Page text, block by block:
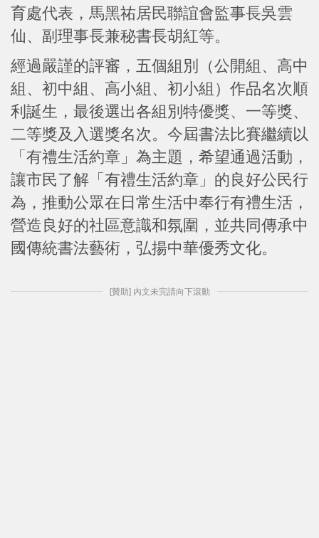
育處代表，馬黑祐居民聯誼會監事長吳雲
仙、副理事長兼秘書長胡紅等。
經過嚴謹的評審，五個組別（公開組、高中
組、初中組、高小組、初小組）作品名次順
利誕生，最後選出各組別特優獎、一等獎、
二等獎及入選獎名次。今屆書法比賽繼續以
「有禮生活約章」為主題，希望通過活動，
讓市民了解「有禮生活約章」的良好公民行
為，推動公眾在日常生活中奉行有禮生活，
營造良好的社區意識和氛圍，並共同傳承中
國傳統書法藝術，弘揚中華優秀文化。
[贊助] 內文未完請向下滾動